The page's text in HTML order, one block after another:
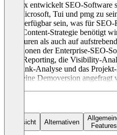
linkdex entwickelt SEO-Software
wie Microsoft, Tui und pmg zu
alles verfügbar sein, was für
einer Content-Strategie benötigt
Agenturen als auch auf
Funktionen der Enterprise-SEO-
SEO-Reporting, die Visibility-
Backlink-Analyse und das
kann eine Demoversion angefragt
Übersicht Alternativen
Features